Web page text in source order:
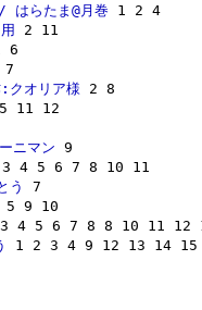
はらたま@月巻
オリア様
ニマン
う